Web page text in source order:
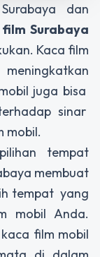
dan
Surabaya
Kaca film
juga bisa
sinar
mobil.
tempat
membuat
tempat yang
mobil Anda.
film mobil